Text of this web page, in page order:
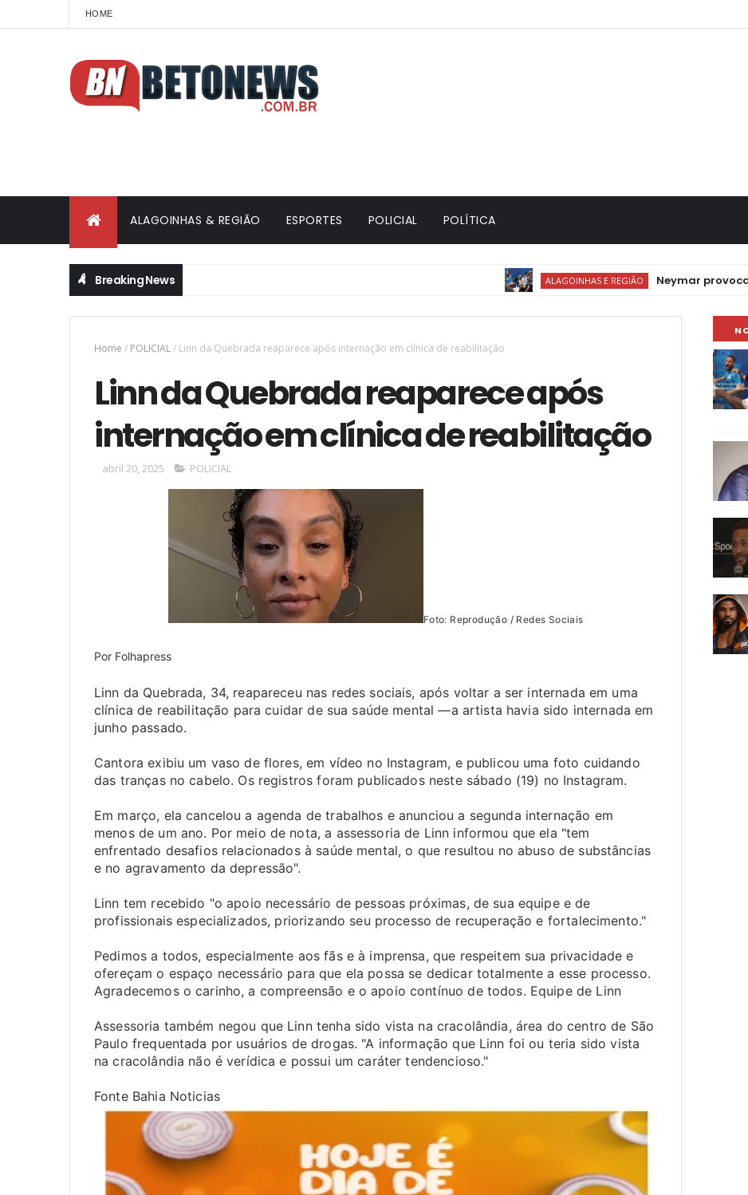
HOME
ALAGOINHAS & REGIÃO ESPORTES POLICIAL POLÍTICA
Breaking News ALAGOINHAS E REGIÃO Neymar provoca
Home / POLICIAL/ Linn da Quebrada reaparece após internação em clínica de reabilitação
Linn da Quebrada reaparece após
internação em clínica de reabilitação
abril 20, 2025 POLICIAL
Foto: Reprodução / Redes Sociais
Por Folhapress
Linn da Quebrada, 34, reapareceu nas redes sociais, após voltar a ser internada em uma
clínica de reabilitação para cuidar de sua saúde mental —a artista havia sido internada em
junho passado.
Cantora exibiu um vaso de flores, em vídeo no Instagram, e publicou uma foto cuidando
das tranças no cabelo. Os registros foram publicados neste sábado (19) no Instagram.
Em março, ela cancelou a agenda de trabalhos e anunciou a segunda internação em
menos de um ano. Por meio de nota, a assessoria de Linn informou que ela "tem
enfrentado desafios relacionados à saúde mental, o que resultou no abuso de substâncias
e no agravamento da depressão".
Linn tem recebido "o apoio necessário de pessoas próximas, de sua equipe e de
profissionais especializados, priorizando seu processo de recuperação e fortalecimento."
Pedimos a todos, especialmente aos fãs e à imprensa, que respeitem sua privacidade e
ofereçam o espaço necessário para que ela possa se dedicar totalmente a esse processo.
Agradecemos o carinho, a compreensão e o apoio contínuo de todos. Equipe de Linn
Assessoria também negou que Linn tenha sido vista na cracolândia, área do centro de São
Paulo frequentada por usuários de drogas. "A informação que Linn foi ou teria sido vista
na cracolândia não é verídica e possui um caráter tendencioso."
Fonte Bahia Noticias